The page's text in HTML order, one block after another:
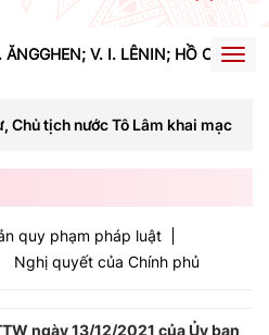
ĂNGGHEN; V. I. LÊNIN; HỒ CHÍ
khai mạc Hội nghị Trung ương
quy phạm pháp luật
Nghị quyết của Chính phủ
ngày 13/12/2021 của Ủy ban